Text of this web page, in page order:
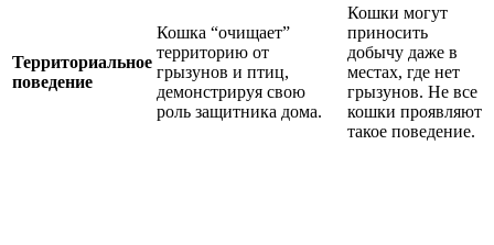
Территориальное
поведение
Кошка “очищает”
территорию от
грызунов и птиц,
демонстрируя свою
роль защитника дома.
Кошки могут
приносить
добычу даже в
местах, где нет
грызунов. Не все
кошки проявляют
такое поведение.